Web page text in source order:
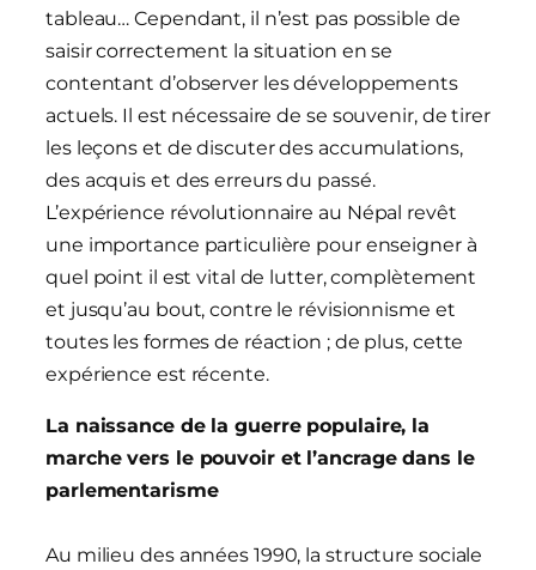
tableau… Cependant, il n’est pas possible de
saisir correctement la situation en se
contentant d’observer les développements
actuels. Il est nécessaire de se souvenir, de tirer
les leçons et de discuter des accumulations,
des acquis et des erreurs du passé.
L’expérience révolutionnaire au Népal revêt
une importance particulière pour enseigner à
quel point il est vital de lutter, complètement
et jusqu’au bout, contre le révisionnisme et
toutes les formes de réaction ; de plus, cette
expérience est récente.
La naissance de la guerre populaire, la
marche vers le pouvoir et l’ancrage dans le
parlementarisme
Au milieu des années 1990, la structure sociale